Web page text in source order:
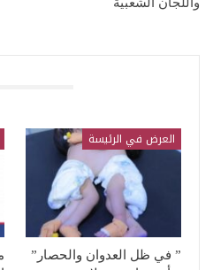
العرض في الرئيسة
” في ظل العدوان والحصار”